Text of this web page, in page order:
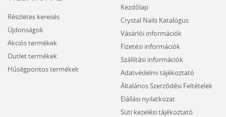
Részletes keresés
Újdonságok
Akciós termékek
Outlet termékek
Hűségpontos termékek
Kezdőlap
Crystal Nails Katalógus
Vásárlói információk
Fizetési információk
Szállítási információk
Adatvédelmi tájékoztató
Általános Szerződési Feltételek
Elállási nyilatkozat
Süti kezelési tájékoztató